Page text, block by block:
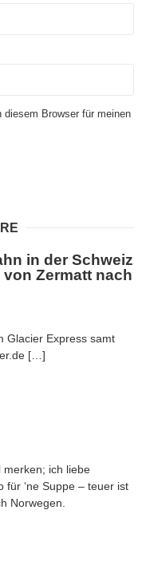
diesem Browser für meinen
in der Schweiz
Zermatt nach
Glacier Express samt
[…]
merken; ich liebe
für ‘ne Suppe – teuer ist
Norwegen.